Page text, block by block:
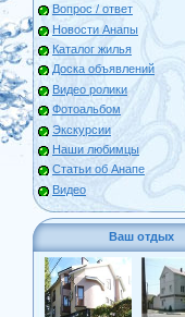
Вопрос / ответ
Новости Анапы
Каталог жилья
Доска объявлений
Видео ролики
Фотоальбом
Экскурсии
Наши любимцы
Статьи об Анапе
Видео
Ваш отдых